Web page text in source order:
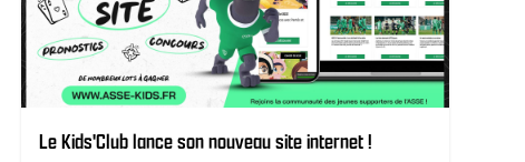
Le Kids'Club lance son nouveau site internet !